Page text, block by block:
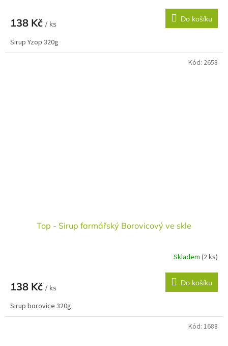
138 Kč / ks
Do košíku
Sirup Yzop 320g
Top - Sirup farmářský Borovicový ve skle
Skladem (2 ks)
138 Kč / ks
Do košíku
Sirup borovice 320g
Kód: 2658
Kód: 1688